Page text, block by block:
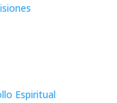
Espiritual